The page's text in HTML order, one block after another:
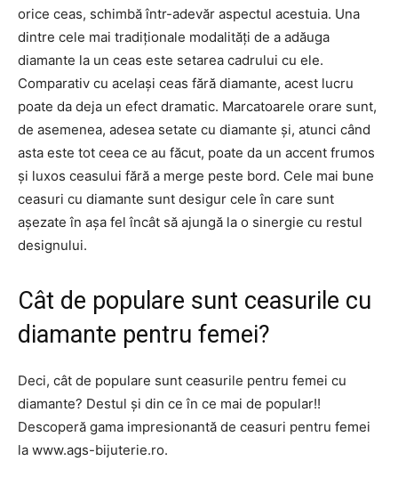
orice ceas, schimbă într-adevăr aspectul acestuia. Una
dintre cele mai tradiționale modalități de a adăuga
diamante la un ceas este setarea cadrului cu ele.
Comparativ cu același ceas fără diamante, acest lucru
poate da deja un efect dramatic. Marcatoarele orare sunt,
de asemenea, adesea setate cu diamante și, atunci când
asta este tot ceea ce au făcut, poate da un accent frumos
și luxos ceasului fără a merge peste bord. Cele mai bune
ceasuri cu diamante sunt desigur cele în care sunt
așezate în așa fel încât să ajungă la o sinergie cu restul
designului.
Cât de populare sunt ceasurile cu
diamante pentru femei?
Deci, cât de populare sunt ceasurile pentru femei cu
diamante? Destul și din ce în ce mai de popular!!
Descoperă gama impresionantă de ceasuri pentru femei
la www.ags-bijuterie.ro.